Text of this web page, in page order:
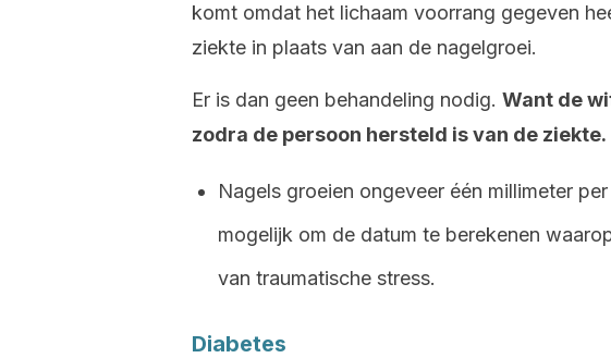
komt omdat het lichaam voorrang gegeven
ziekte in plaats van aan de nagelgroei.
Er is dan geen behandeling nodig. Want de
zodra de persoon hersteld is van de ziekte.
Nagels groeien ongeveer één millimeter
mogelijk om de datum te berekenen
van traumatische stress.
Diabetes